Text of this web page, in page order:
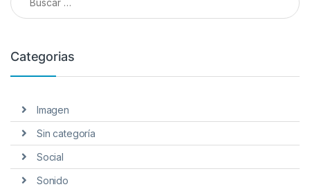
Categorias
Imagen
Sin categoría
Social
Sonido